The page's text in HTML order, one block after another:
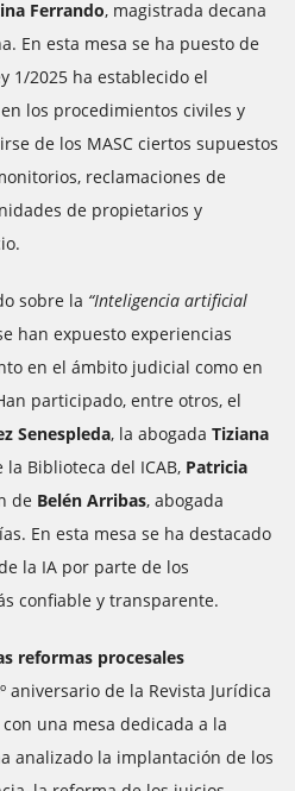
Ferrando, magistrada decana
En esta mesa se ha puesto de
1/2025 ha establecido el
los procedimientos civiles y
de los MASC ciertos supuestos
reclamaciones de
de propietarios y
sobre la “Inteligencia artificial
han expuesto experiencias
en el ámbito judicial como en
participado, entre otros, el
Senespleda, la abogada Tiziana
Biblioteca del ICAB, Patricia
de Belén Arribas, abogada
En esta mesa se ha destacado
la IA por parte de los
confiable y transparente.
reformas procesales
aniversario de la Revista Jurídica
una mesa dedicada a la
analizado la implantación de los